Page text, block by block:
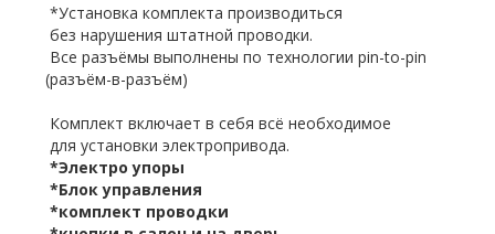
*Установка комплекта производиться
без нарушения штатной проводки.
Все разъёмы выполнены по технологии pin-to-pin
(разъём-в-разъём)
Комплект включает в себя всё необходимое
для установки электропривода.
*Электро упоры
*Блок управления
*комплект проводки